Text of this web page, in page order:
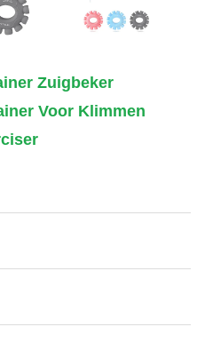
Zuigbeker
Voor Klimmen